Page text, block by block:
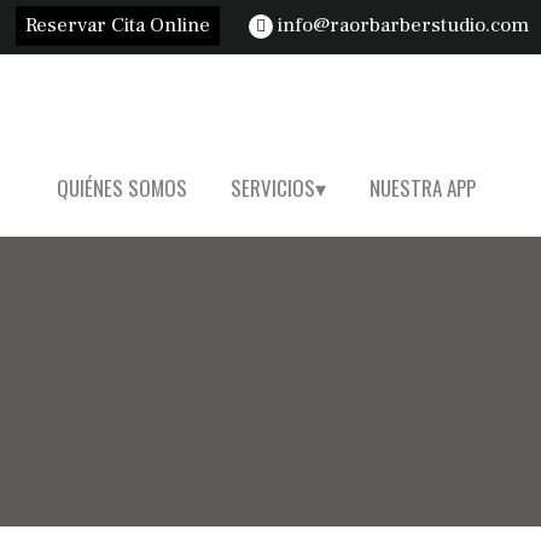
Reservar Cita Online info@raorbarberstudio.com
QUIÉNES SOMOS SERVICIOS NUESTRA APP